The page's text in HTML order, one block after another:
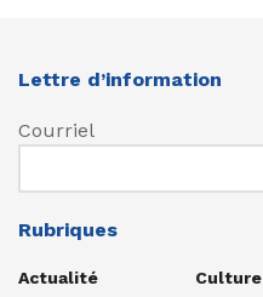
Lettre d’information
Courriel
Rubriques
Actualité
Culture